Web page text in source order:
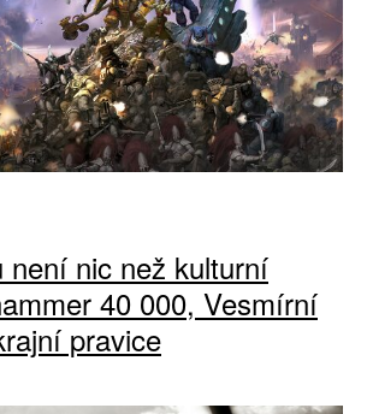
není nic než kulturní
40 000, Vesmírní
pravice